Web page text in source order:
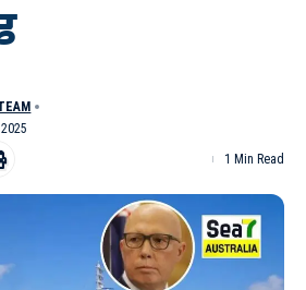
1 Min Read